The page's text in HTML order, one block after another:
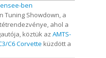
ben
Tuning Showdown, a
ahol a
köztük az AMTS-
C6 Corvette küzdött a